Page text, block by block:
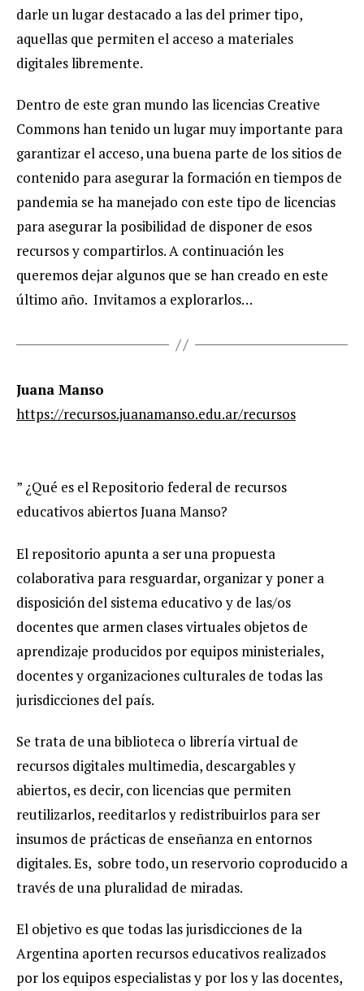
darle un lugar destacado a las del primer tipo,
aquellas que permiten el acceso a materiales
digitales libremente.
Dentro de este gran mundo las licencias Creative
Commons han tenido un lugar muy importante para
garantizar el acceso, una buena parte de los sitios de
contenido para asegurar la formación en tiempos de
pandemia se ha manejado con este tipo de licencias
para asegurar la posibilidad de disponer de esos
recursos y compartirlos. A continuación les
queremos dejar algunos que se han creado en este
último año. Invitamos a explorarlos…
Juana Manso
https://recursos.juanamanso.edu.ar/recursos
” ¿Qué es el Repositorio federal de recursos
educativos abiertos Juana Manso?
El repositorio apunta a ser una propuesta
colaborativa para resguardar, organizar y poner a
disposición del sistema educativo y de las/os
docentes que armen clases virtuales objetos de
aprendizaje producidos por equipos ministeriales,
docentes y organizaciones culturales de todas las
jurisdicciones del país.
Se trata de una biblioteca o librería virtual de
recursos digitales multimedia, descargables y
abiertos, es decir, con licencias que permiten
reutilizarlos, reeditarlos y redistribuirlos para ser
insumos de prácticas de enseñanza en entornos
digitales. Es, sobre todo, un reservorio coproducido a
través de una pluralidad de miradas.
El objetivo es que todas las jurisdicciones de la
Argentina aporten recursos educativos realizados
por los equipos especialistas y por los y las docentes,